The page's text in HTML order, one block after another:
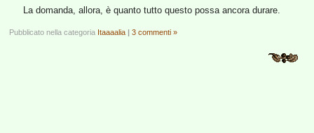
La domanda, allora, è quanto tutto questo possa ancora durare.
Pubblicato nella categoria Itaaaalia | 3 commenti »